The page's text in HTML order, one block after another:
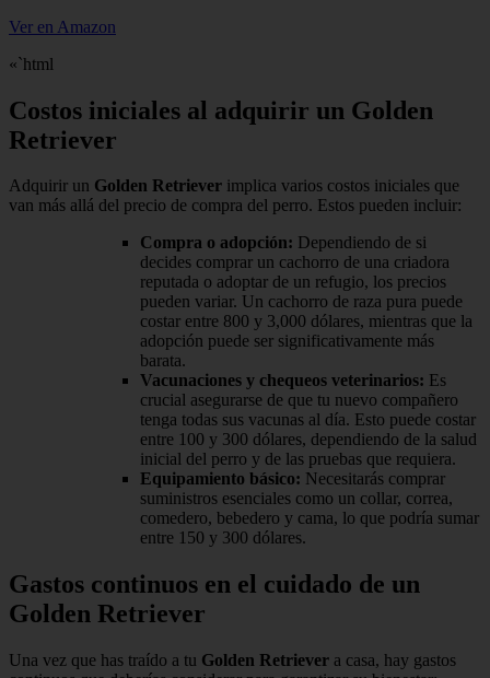
Ver en Amazon
«`html
Costos iniciales al adquirir un Golden
Retriever
Adquirir un Golden Retriever implica varios costos iniciales que
van más allá del precio de compra del perro. Estos pueden incluir:
Compra o adopción: Dependiendo de si
decides comprar un cachorro de una criadora
reputada o adoptar de un refugio, los precios
pueden variar. Un cachorro de raza pura puede
costar entre 800 y 3,000 dólares, mientras que la
adopción puede ser significativamente más
barata.
Vacunaciones y chequeos veterinarios: Es
crucial asegurarse de que tu nuevo compañero
tenga todas sus vacunas al día. Esto puede costar
entre 100 y 300 dólares, dependiendo de la salud
inicial del perro y de las pruebas que requiera.
Equipamiento básico: Necesitarás comprar
suministros esenciales como un collar, correa,
comedero, bebedero y cama, lo que podría sumar
entre 150 y 300 dólares.
Gastos continuos en el cuidado de un
Golden Retriever
Una vez que has traído a tu Golden Retriever a casa, hay gastos